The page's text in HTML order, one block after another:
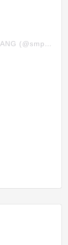
A post shared by SMP NEGERI 19 MALANG (@smpn19mlg)